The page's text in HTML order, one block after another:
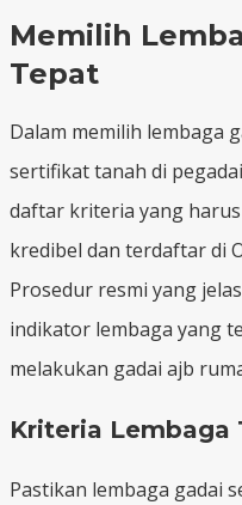
Memilih
Tepat
Dalam memilih lembaga
sertifikat tanah di
daftar kriteria yang
kredibel dan terdaftar di
Prosedur resmi yang
indikator lembaga yang
melakukan gadai ajb
Kriteria Lembaga
Pastikan lembaga gadai